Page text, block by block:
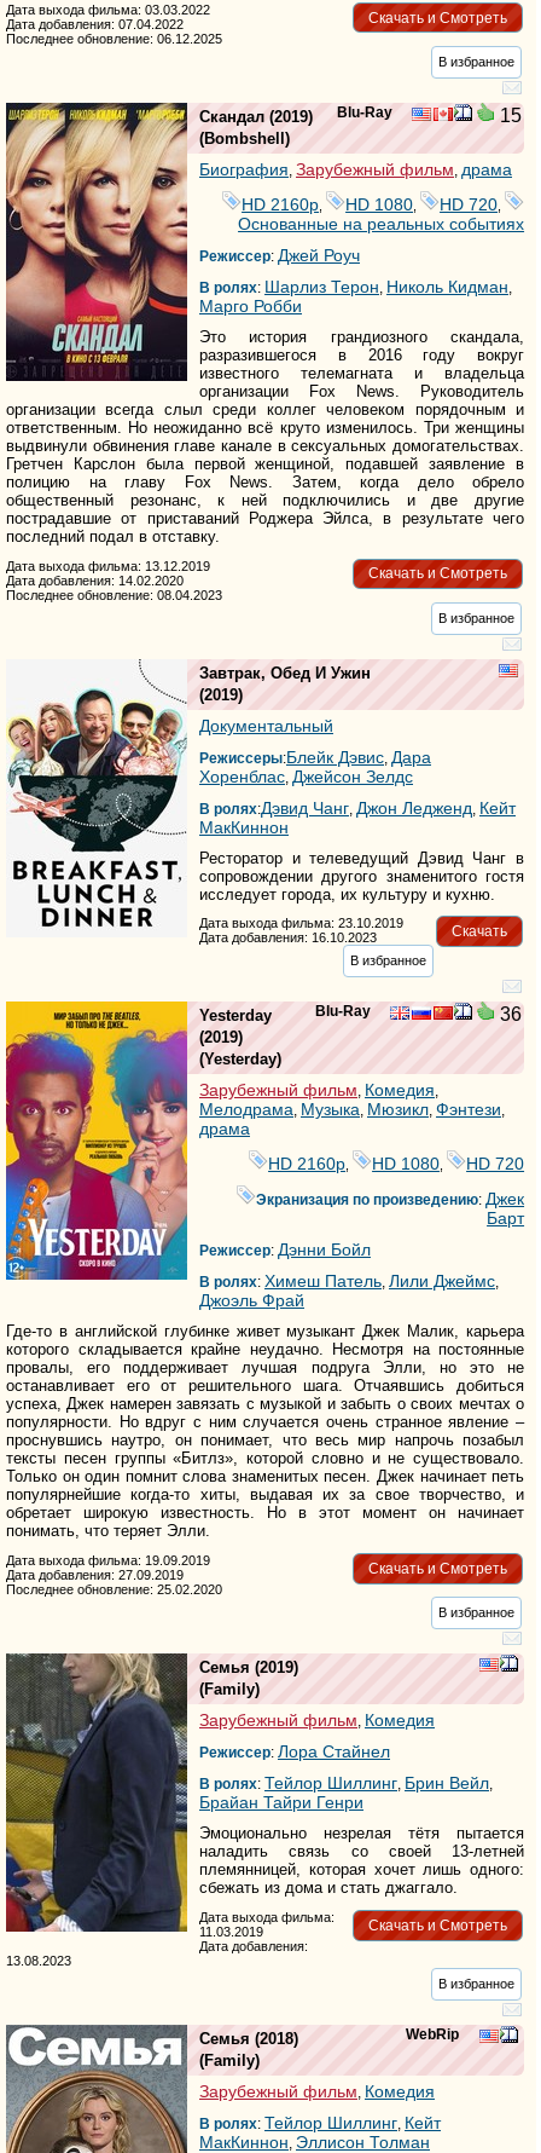
Скачать и Смотреть
Дата выхода фильма: 03.03.2022
Дата добавления: 07.04.2022
Последнее обновление: 06.12.2025
В избранное
Blu-Ray 15
Скандал (2019)
(Bombshell )
Биография, Зарубежный фильм, драма
HD 2160р
HD 1080 HD 720
Основанные на реальных событиях
Режиссер: Джей Роуч
В ролях: Шарлиз Терон, Николь Кидман,
Марго Робби
Это история грандиозного скандала,
разразившегося в 2016 году вокруг
известного телемагната и владельца
организации Fox News. Руководитель
организации всегда слыл среди коллег человеком порядочным и
ответственным. Но неожиданно всё круто изменилось. Три женщины
выдвинули обвинения главе канале в сексуальных домогательствах.
Гретчен Карслон была первой женщиной, подавшей заявление в
полицию на главу Fox News. Затем, когда дело обрело
общественный резонанс, к ней подключились и две другие
пострадавшие от приставаний Роджера Эйлса, в результате чего
последний подал в отставку.
Скачать и Смотреть
Дата выхода фильма: 13.12.2019
Дата добавления: 14.02.2020
Последнее обновление: 08.04.2023
В избранное
Завтрак, Обед И Ужин
(2019)
Документальный
Режиссеры:Блейк Дэвис Дара
Хоренблас Джейсон Зелдс
В ролях:Дэвид Чанг Джон Ледженд Кейт
МакКиннон
Ресторатор и телеведущий Дэвид Чанг в
сопровождении другого знаменитого гостя
исследует города, их культуру и кухню.
Скачать
Дата выхода фильма: 23.10.2019
Дата добавления: 16.10.2023
В избранное
Blu-Ray 36
Yesterday
(2019)
(Yesterday)
Зарубежный фильм, Комедия,
Мелодрама, Музыка, Мюзикл, Фэнтези,
драма
HD 2160р
HD 1080 HD 720
Экранизация по произведению:Джек
Барт
Режиссер: Дэнни Бойл
В ролях: Химеш Патель, Лили Джеймс,
Джоэль Фрай
Где-то в английской глубинке живет музыкант Джек Малик, карьера
которого складывается крайне неудачно. Несмотря на постоянные
провалы, его поддерживает лучшая подруга Элли, но это не
останавливает его от решительного шага. Отчаявшись добиться
успеха, Джек намерен завязать с музыкой и забыть о своих мечтах о
популярности. Но вдруг с ним случается очень странное явление –
проснувшись наутро, он понимает, что весь мир напрочь позабыл
тексты песен группы «Битлз», которой словно и не существовало.
Только он один помнит слова знаменитых песен. Джек начинает петь
популярнейшие когда-то хиты, выдавая их за свое творчество, и
обретает широкую известность. Но в этот момент он начинает
понимать, что теряет Элли.
Скачать и Смотреть
Дата выхода фильма: 19.09.2019
Дата добавления: 27.09.2019
Последнее обновление: 25.02.2020
В избранное
Семья (2019)
(Family)
Зарубежный фильм, Комедия
Режиссер: Лора Стайнел
В ролях: Тейлор Шиллинг, Брин Вейл,
Брайан Тайри Генри
Эмоционально незрелая тётя пытается
наладить связь со своей 13-летней
племянницей, которая хочет лишь одного:
сбежать из дома и стать джаггало.
Скачать и Смотреть
Дата выхода фильма:
11.03.2019
Дата добавления:
13.08.2023
В избранное
WebRip
Семья (2018)
(Family)
Зарубежный фильм, Комедия
В ролях: Тейлор Шиллинг, Кейт
МакКиннон, Эллисон Толман